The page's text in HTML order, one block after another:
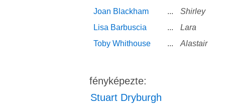
Joan Blackham
...
Shirley
Lisa Barbuscia
...
Lara
Toby Whithouse
... Alastair
fényképezte:
Stuart Dryburgh